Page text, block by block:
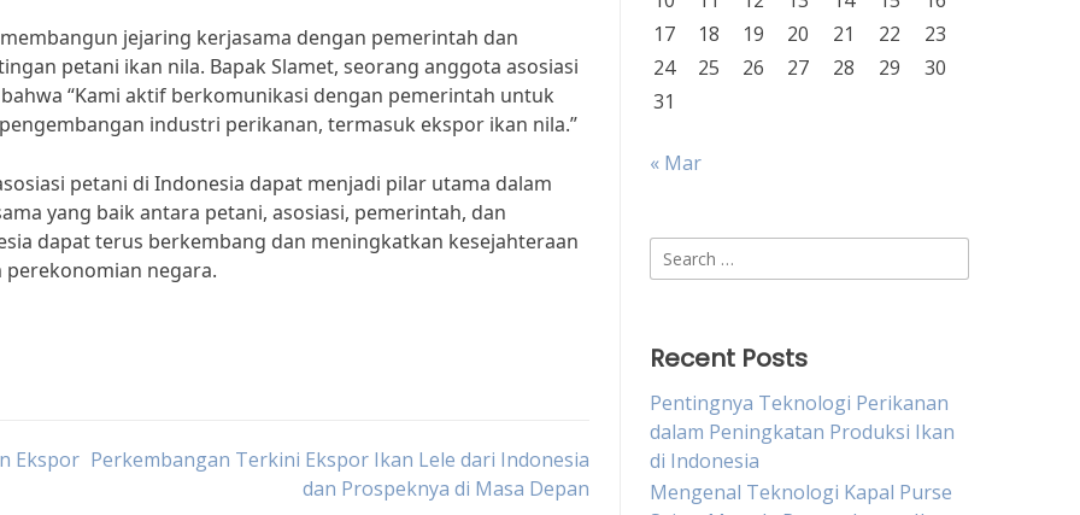
jejaring kerjasama dengan pemerintah dan
petani ikan nila. Bapak Slamet, seorang anggota asosiasi
“Kami aktif berkomunikasi dengan pemerintah untuk
industri perikanan, termasuk ekspor ikan nila.”
petani di Indonesia dapat menjadi pilar utama dalam
yang baik antara petani, asosiasi, pemerintah, dan
dapat terus berkembang dan meningkatkan kesejahteraan
negara.
Ekspor Perkembangan Terkini Ekspor Ikan Lele dari Indonesia
dan Prospeknya di Masa Depan
17
18 19 20 21 22
23
24
25 26 27 28 29
30
31
« Mar
Search
for:
Recent Posts
Pentingnya Teknologi Perikanan
dalam Peningkatan Produksi Ikan
di Indonesia
Mengenal Teknologi Kapal Purse